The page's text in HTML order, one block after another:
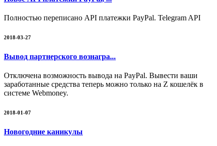
Полностью переписано API платежки PayPal. Telegram API
2018-03-27
Вывод партнерского вознагра...
Отключена возможность вывода на PayPal. Вывести ваши
заработанные средства теперь можно только на Z кошелёк в
системе Webmoney.
2018-01-07
Новогодние каникулы